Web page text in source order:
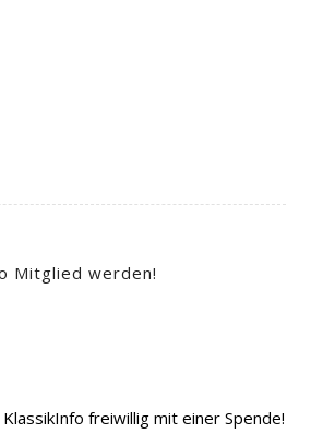
Mitglied werden!
freiwillig mit einer Spende!